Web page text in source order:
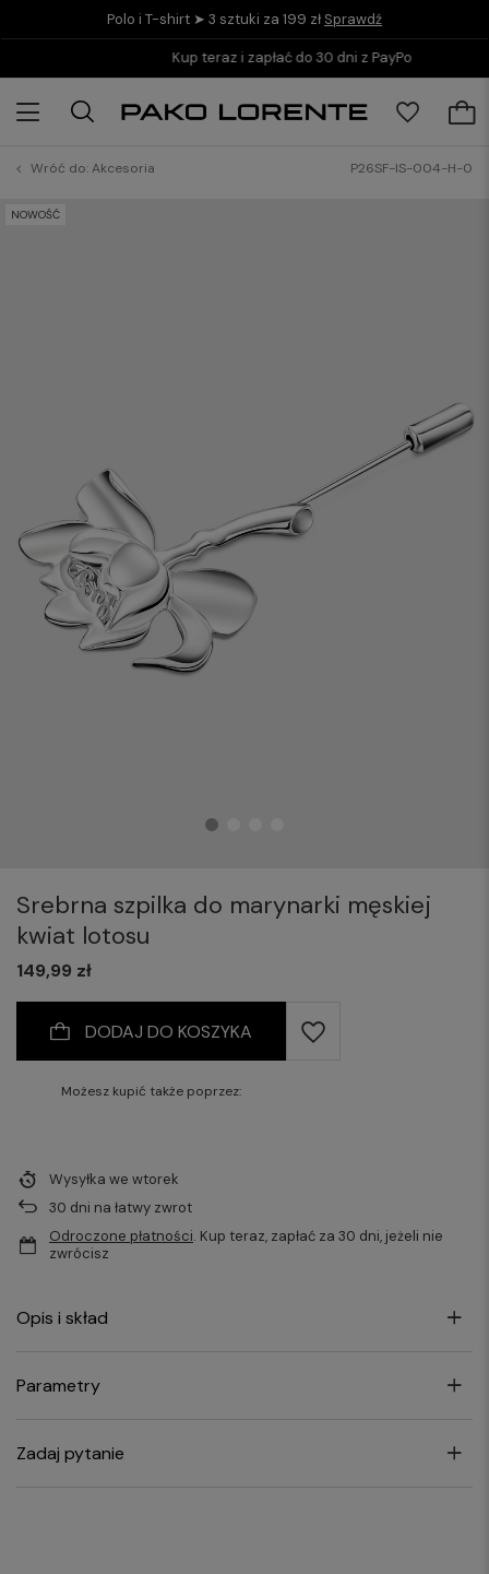
Polo i T-shirt ➤ 3 sztuki za 199 zł Sprawdź
Kup teraz i zapłać do 30 dni z PayPo
Wróć do:Akcesoria P26SF-IS-004-H-0
NOWOŚĆ
Srebrna szpilka do marynarki męskiej
kwiat lotosu
149,99 zł
DODAJ DO KOSZYKA
Możesz kupić także poprzez:
Wysyłka we wtorek
30 dni na łatwy zwrot
Odroczone płatności. Kup teraz, zapłać za 30 dni, jeżeli nie
zwrócisz
Opis i skład
Parametry
Zadaj pytanie